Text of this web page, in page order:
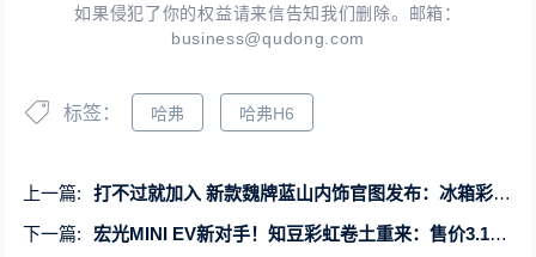
如果侵犯了你的权益请来信告知我们删除。邮箱：
business@qudong.com
标签： 哈弗 哈弗H6
上一篇:
打不过就加入 新款魏牌蓝山内饰官图发布：冰箱彩电安排上
下一篇:
宏光MINI EV新对手！知豆彩虹卷土重来：售价3.19万起